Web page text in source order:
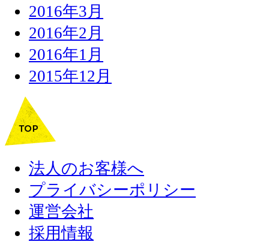
2016年3月
2016年2月
2016年1月
2015年12月
法人のお客様へ
プライバシーポリシー
運営会社
採用情報